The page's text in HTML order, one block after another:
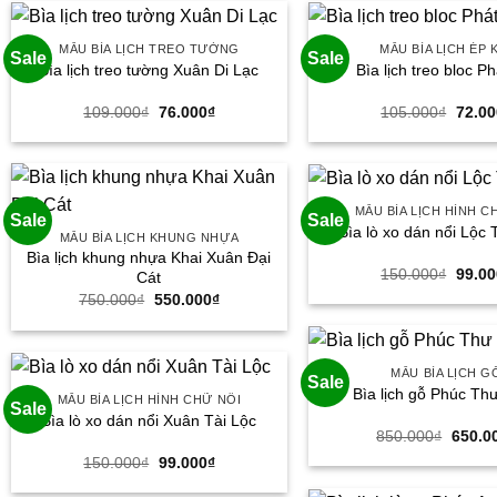
95.000₫.
Sale MẪU BÌA LỊCH TREO TƯỜNG
Bìa lịch treo tường Xuân Di Lạc
109.000₫ Giá
là:
76.000₫Giá
tại
76.000₫.
Sale MẪU BÌA LỊCH ÉP
Bìa lịch treo bloc
105.000₫ Giá
là:
Sale
MẪU BÌA LỊCH KHUNG NHỰA
Bìa lịch khung nhựa Khai Xuân Đại
Cát
750.000₫ Giá
là:
550.000₫Giá
tại
550.000₫.
Sale MẪU BÌA LỊCH HÌNH
Bìa lò xo dán nổi Lộc
150.000₫ Giá
là:
Sale MẪU BÌA LỊCH
Bìa lịch gỗ Phúc
850.000₫ Giá
là:
Sale MẪU BÌA LỊCH HÌNH CHỮ NỔI
Bìa lò xo dán nổi Xuân Tài Lộc
150.000₫ Giá
là:
99.000₫Giá
tại